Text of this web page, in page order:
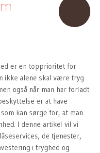
er en topprioritet for
ikke alene skal være tryg
også når man har forladt
er at have
kan sørge for, at man
I denne artikel vil vi
de tjenester,
i tryghed og